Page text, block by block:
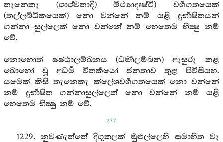
තැනෙකැ (ශාශ්වතාදි) මිථ්‍යාදෘෂ්ටි) වර්‍ගගතයෙක්
(තල්ලබ්ධිකයෙක්) නො වන්නේ නම් යළි දුර්‍භාෂිතයන්
ගන්නා සුල්ලෙක් නො වන්නේ නම් හෙතෙම භික්‍ෂු නම්
වේ.
නොහොත් ෂෂ්ඨාලම්බනය (ධර්‍මාලම්බන) ඇසුරු කළ
බොහෝ වූ අධර්‍ම විතර්‍කයෝ ජනතාව තුළ පිවිසියහ.
යමෙක් කිසි තැනෙකැ ක්ලේශවර්‍ගගතයෙක් නො වන්නේ
නම් දුර්‍භාෂිත ගන්නාසුල්ලෙක් නො වන්නේ නම් යළි
හෙතෙම භික්‍ෂු නම් වේ.
277
1229. නුවණැත්තේ දිගුකලක් මුළුල්ලෙහි සමාහිත වැ